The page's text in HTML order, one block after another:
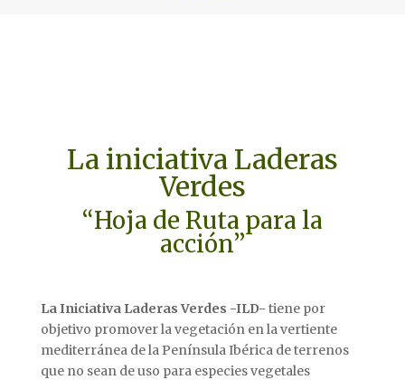
La iniciativa Laderas
Verdes
“Hoja de Ruta para la
acción”
La Iniciativa Laderas Verdes -ILD- tiene por
objetivo promover la vegetación en la vertiente
mediterránea de la Península Ibérica de terrenos
que no sean de uso para especies vegetales